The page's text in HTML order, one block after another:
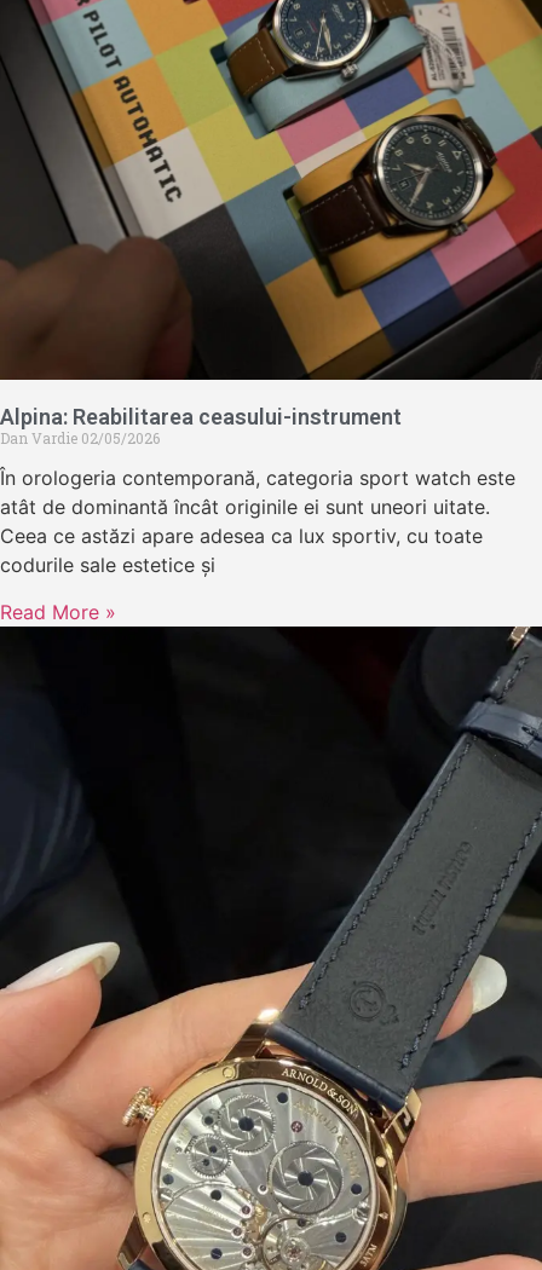
Alpina: Reabilitarea ceasului-instrument
Dan Vardie 02/05/2026
În orologeria contemporană, categoria sport watch este
atât de dominantă încât originile ei sunt uneori uitate.
Ceea ce astăzi apare adesea ca lux sportiv, cu toate
codurile sale estetice și
Read More »